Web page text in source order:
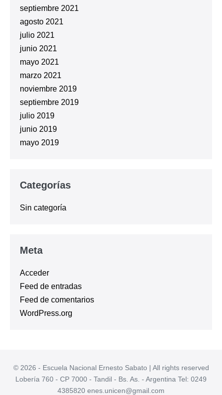
septiembre 2021
agosto 2021
julio 2021
junio 2021
mayo 2021
marzo 2021
noviembre 2019
septiembre 2019
julio 2019
junio 2019
mayo 2019
Categorías
Sin categoría
Meta
Acceder
Feed de entradas
Feed de comentarios
WordPress.org
© 2026 - Escuela Nacional Ernesto Sabato | All rights reserved
Lobería 760 - CP 7000 - Tandil - Bs. As. - Argentina Tel: 0249
4385820 enes.unicen@gmail.com